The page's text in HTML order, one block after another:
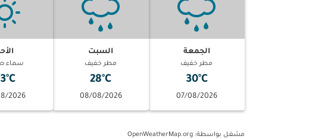
الجمعة
مطر خفيف
30°C
07/08/2026
السبت
مطر خفيف
28°C
08/08/2026
سماء
2026
مشغل بواسطة: OpenWeatherMap.org